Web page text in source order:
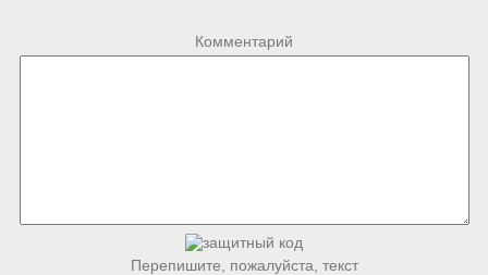
Комментарий
Перепишите, пожалуйста, текст